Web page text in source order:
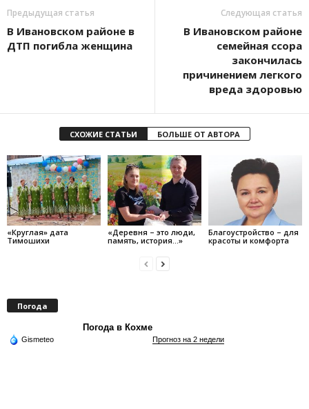
Предыдущая статья
В Ивановском районе в
ДТП погибла женщина
Следующая статья
В Ивановском районе
семейная ссора
закончилась
причинением легкого
вреда здоровью
СХОЖИЕ СТАТЬИ БОЛЬШЕ ОТ АВТОРА
«Круглая» дата
Тимошихи
«Деревня – это люди,
память, история…»
Благоустройство – для
красоты и комфорта
Погода
Погода в Кохме
Gismeteo Прогноз на 2 недели